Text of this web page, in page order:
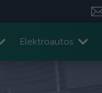
Elektroautos